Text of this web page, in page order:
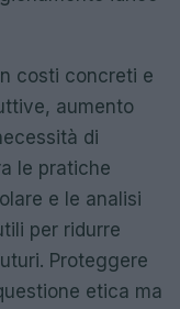
costi concreti e
aumento
di
le pratiche
e le analisi
per ridurre
Proteggere
etica ma